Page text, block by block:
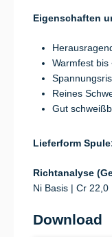
Eigenschaften
Warmfest bis
Reines
Gut
Lieferform
Richtanalyse
Ni Basis | Cr
Download